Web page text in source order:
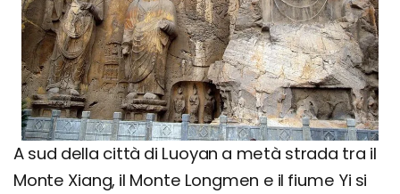
A sud della città di Luoyan a metà strada tra il
Monte Xiang, il Monte Longmen e il fiume Yi si